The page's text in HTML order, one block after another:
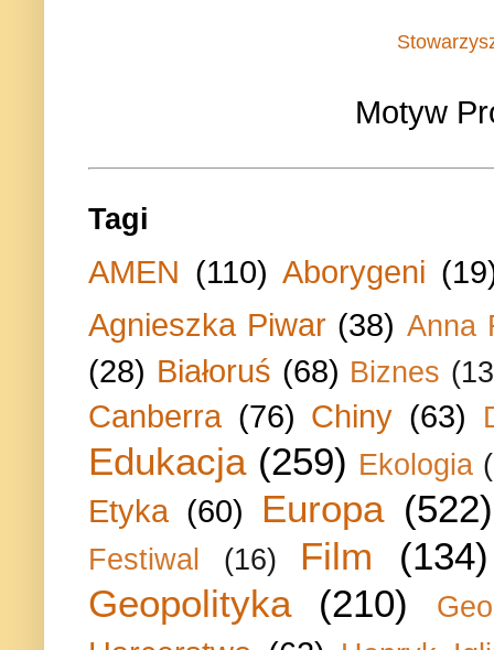
Motyw
Tagi
AMEN (110) Aborygeni
Agnieszka Piwar (38) Anna
(28) Białoruś (68) Biznes
Canberra (76) Chiny (63)
Edukacja (259) Ekologia
Etyka (60) Europa (522)
Festiwal (16) Film
(134)
Geopolityka
(210)